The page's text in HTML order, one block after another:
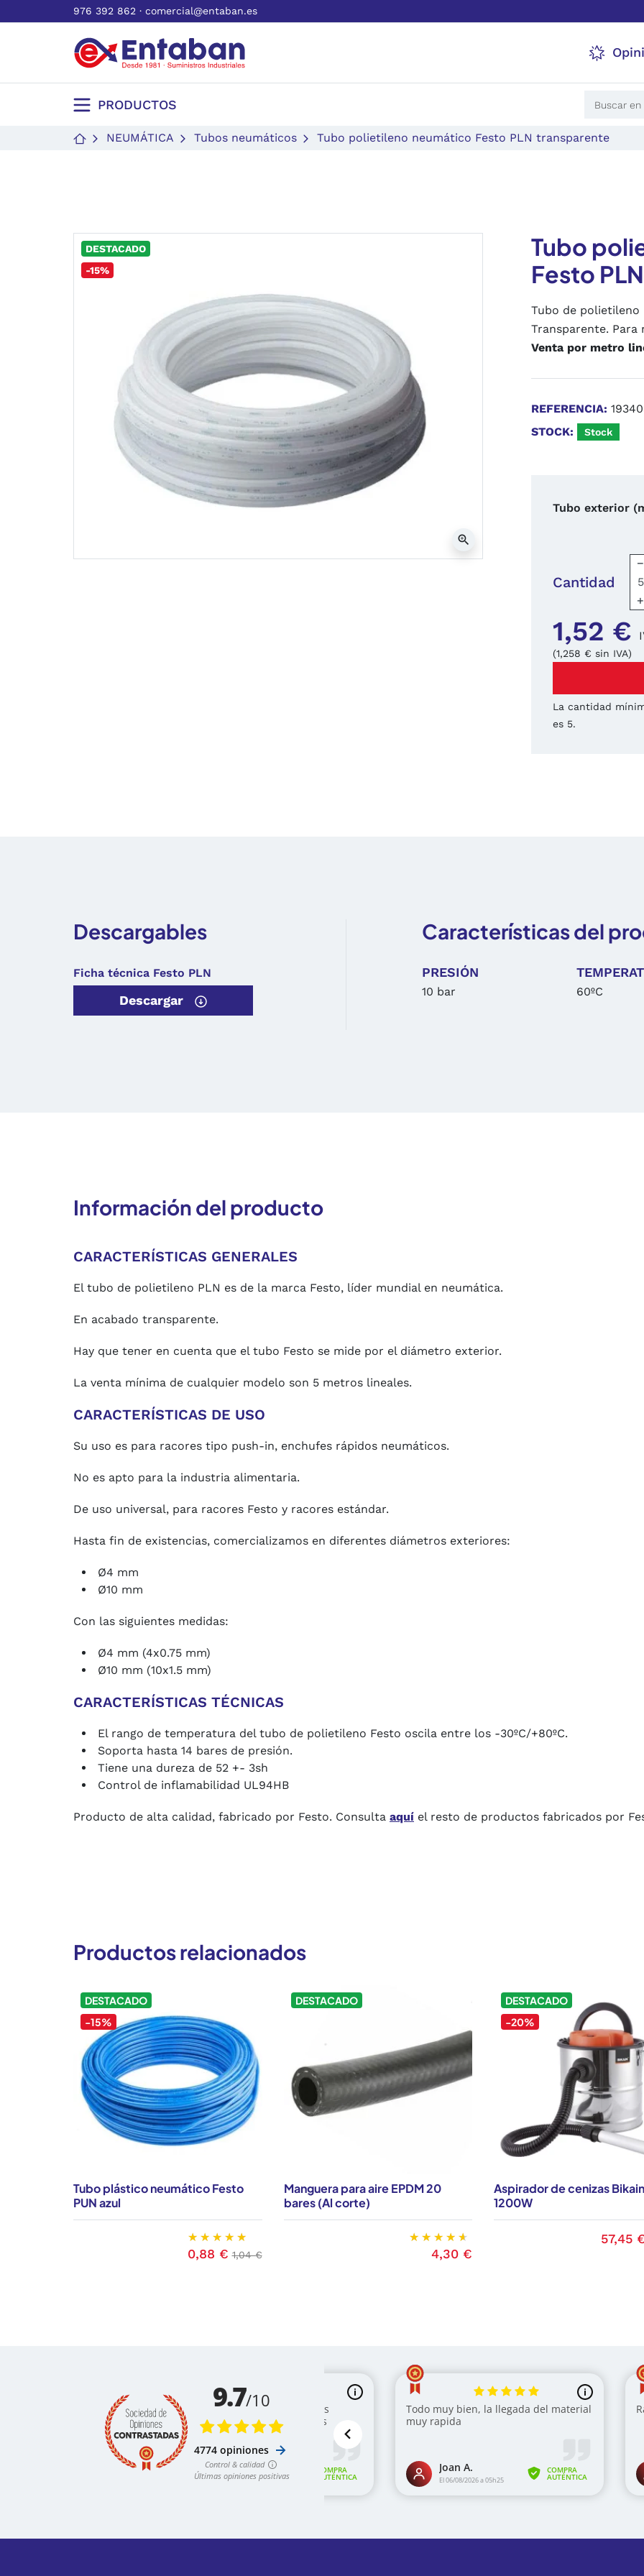
976 392 862 · comercial@entaban.es
PRODUCTOS
NEUMÁTICA Tubos neumáticos Tubo polietileno neumático Festo PLN transparente
DESTACADO
-15%
zoom_in
Tubo
Festo
Tubo de polietileno
Transparente. Para
Venta por metro
REFERENCIA:
STOCK:
Stock
Tubo exterior
Cantidad
−
+
1,52 €
(1,258 € sin IVA)
La cantidad
es 5.
Descargables
Ficha técnica Festo PLN
Descargar
Características del
PRESIÓN
10 bar 60ºC
Información del producto
CARACTERÍSTICAS GENERALES
El tubo de polietileno PLN es de la marca Festo, líder mundial en neumática.
En acabado transparente.
Hay que tener en cuenta que el tubo Festo se mide por el diámetro exterior.
La venta mínima de cualquier modelo son 5 metros lineales.
CARACTERÍSTICAS DE USO
Su uso es para racores tipo push-in, enchufes rápidos neumáticos.
No es apto para la industria alimentaria.
De uso universal, para racores Festo y racores estándar.
Hasta fin de existencias, comercializamos en diferentes diámetros exteriores:
Ø4 mm
Ø10 mm
Con las siguientes medidas:
Ø4 mm (4x0.75 mm)
Ø10 mm (10x1.5 mm)
CARACTERÍSTICAS TÉCNICAS
El rango de temperatura del tubo de polietileno Festo oscila entre los -30ºC/+80ºC.
Soporta hasta 14 bares de presión.
Tiene una dureza de 52 +- 3sh
Control de inflamabilidad UL94HB
Producto de alta calidad, fabricado por Festo. Consulta aquí el resto de productos fabricados por
Productos relacionados
Tubo plástico neumático Festo
PUN azul
DESTACADO
-15%
Precio
0,88 € Precio base
1,04 €
Manguera para aire EPDM 20
bares (Al corte)
DESTACADO
Precio
4,30 €
Aspirador de cenizas Bikain
1200W
DESTACADO
-20%
Precio
57,45